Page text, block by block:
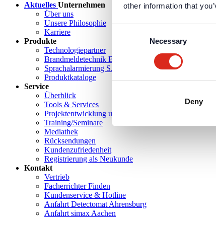
other information that
Necessary
Deny
Aktuelles Unternehmen
Über uns
Unsere Philosophie
Karriere
Produkte
Technologiepartner
Brandmeldetechnik BWA/BMA
Sprachalarmierung SAA/ENS
Produktkataloge
Service
Überblick
Tools & Services
Projektentwicklung und Planungsunterstützung
Training/Seminare
Mediathek
Rücksendungen
Kundenzufriedenheit
Registrierung als Neukunde
Kontakt
Vertrieb
Facherrichter Finden
Kundenservice & Hotline
Anfahrt Detectomat Ahrensburg
Anfahrt simax Aachen